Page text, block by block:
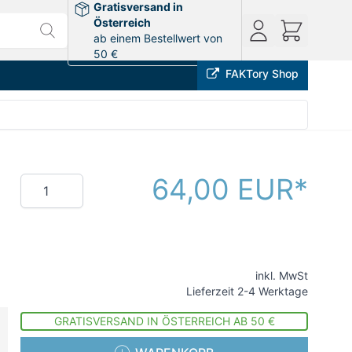
Gratisversand in
Österreich
ab einem Bestellwert von
50 €
FAKTory Shop
Menge 64,00 EUR
inkl. MwSt
Lieferzeit 2-4 Werktage
GRATISVERSAND IN ÖSTERREICH AB 50 €